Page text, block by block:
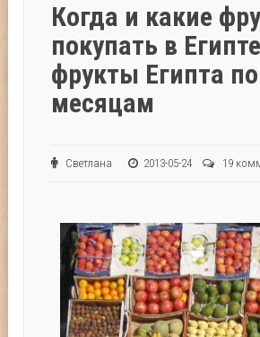
Когда и какие
покупать в
фрукты Египта по
месяцам
Светлана 2013-05-24 19